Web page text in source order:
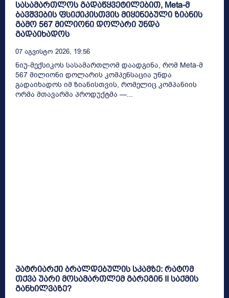
სასამართლოს გადაწყვეტილებით, Meta-მ
ბავშვების ფსიქიკისთვის მიყენებული ზიანის
გამო 567 მილიონი დოლარი უნდა
გადაიხადოს
07 Აგვისტო 2026, 19:56
ნიუ-მექსიკოს სასამართლომ დაადგინა, რომ Meta-მ
567 მილიონი დოლარის კომპენსაცია უნდა
გადაიხადოს იმ ზიანისთვის, რომელიც კომპანიის
ორმა მთავარმა პროდუქტმა —...
პატრიარქი ბრალდებულის სკამზე: რატომ
თქვა უარი მოსამართლემ გარეგინ II საქმის
განხილვაზე?